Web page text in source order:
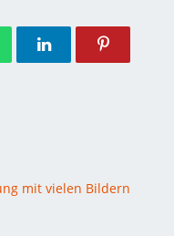
mit vielen Bildern